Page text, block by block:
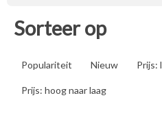
Sorteer op
Populariteit Nieuw Prijs:
Prijs: hoog naar laag